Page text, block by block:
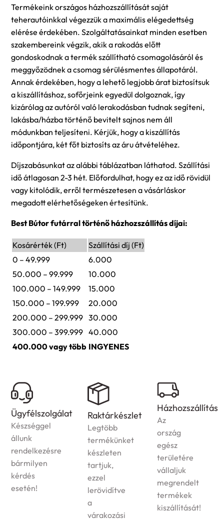
Termékeink országos házhozszállítását saját
teherautóinkkal végezzük a maximális elégedettség
elérése érdekében. Szolgáltatásainkat minden esetben
szakembereink végzik, akik a rakodás előtt
gondoskodnak a termék szállítható csomagolásáról és
meggyőzödnek a csomag sérülésmentes állapotáról.
Annak érdekében, hogy a lehető legjobb árat biztosítsuk
a kiszállításhoz, sofőrjeink egyedül dolgoznak, így
kizárólag az autóról való lerakodásban tudnak segíteni,
lakásba/házba történő bevitelt sajnos nem áll
módunkban teljesíteni. Kérjük, hogy a kiszállítás
időpontjára, két főt biztosíts az áru átvételéhez.
Díjszabásunkat az alábbi táblázatban láthatod. Szállítási
idő átlagosan 2-3 hét. Előfordulhat, hogy ez az idő rövidül
vagy kitolódik, erről természetesen a vásárláskor
megadott elérhetőségeken értesítünk.
Best Bútor futárral történő házhozszállítás díjai:
Kosárérték (Ft)
Szállítási díj (Ft)
0 – 49.999
6.000
50.000 – 99.999
10.000
100.000 – 149.999
15.000
150.000 – 199.999
20.000
200.000 – 299.999 30.000
300.000 – 399.999 40.000
400.000 vagy több INGYENES
Ügyfélszolgálat
Készséggel
állunk
rendelkezésre
bármilyen
kérdés
esetén!
Raktárkészlet
Legtöbb
termékünket
készleten
tartjuk,
ezzel
lerövidítve
a
várakozási
Házhozszállítás
Az
ország
egész
területére
vállaljuk
megrendelt
termékek
kiszállítását!